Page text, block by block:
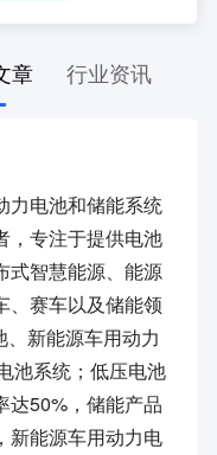
章 行业资讯
力电池和储能系统
，专注于提供电池
式智慧能源、能源
、赛车以及储能领
新能源车用动力
池系统；低压电池
达50%，储能产品
新能源车用动力电